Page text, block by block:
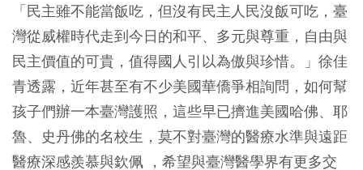
「民主雖不能當飯吃，但沒有民主人民沒飯可吃，臺
灣從威權時代走到今日的和平、多元與尊重，自由與
民主價值的可貴，值得國人引以為傲與珍惜。」徐佳
青透露，近年甚至有不少美國華僑爭相詢問，如何幫
孩子們辦一本臺灣護照，這些早已擠進美國哈佛、耶
魯、史丹佛的名校生，莫不對臺灣的醫療水準與遠距
醫療深感羨慕與欽佩 ，希望與臺灣醫學界有更多交